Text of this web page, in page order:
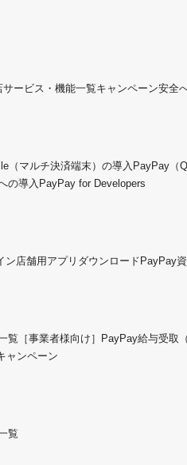
サービス・機能一覧キャンペーン安全
（マルチ決済端末）の導入 PayPay（
の導入 PayPay for Developers
ン店舗用アプリダウンロード PayPay
覧 ［事業者様向け］PayPay給与受取
ャンペーン
覧